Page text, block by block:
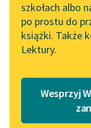
Chatterley” do
na Wolnych
Nowy audiobook –
„Marzenie o Oriencie”
szkołach albo
po prostu do
książki. Także
Lektury.
Wesprzyj